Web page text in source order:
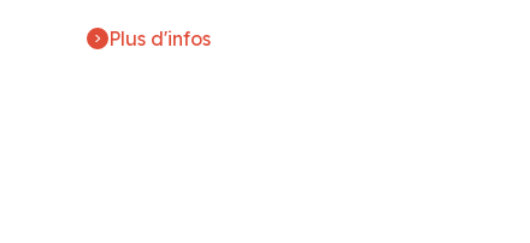
Plus d'infos